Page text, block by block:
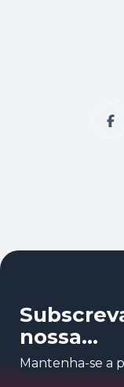
nossa
Mantenha-se a